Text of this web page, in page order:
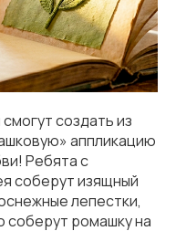
создать из
аппликацию
Ребята с
соберут изящный
лепестки,
соберут ромашку на